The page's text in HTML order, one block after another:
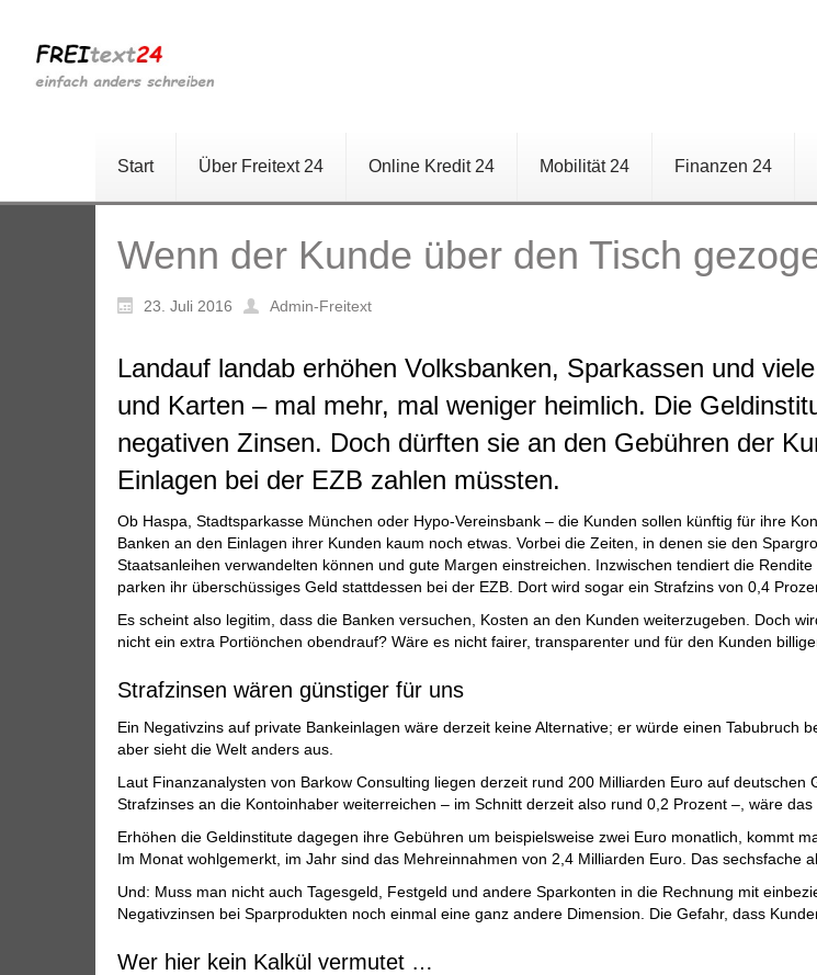
Start Über Freitext 24 Online Kredit 24 Mobilität 24 Finanzen 24
Wenn der Kunde über den Tisch
23. Juli 2016 Admin-Freitext
Landauf landab erhöhen Volksbanken, Sparkassen und
und Karten – mal mehr, mal weniger heimlich. Die
negativen Zinsen. Doch dürften sie an den Gebühren der
Einlagen bei der EZB zahlen müssten.
Ob Haspa, Stadtsparkasse München oder Hypo-Vereinsbank – die Kunden sollen künftig für ihre
Banken an den Einlagen ihrer Kunden kaum noch etwas. Vorbei die Zeiten, in denen sie den
Staatsanleihen verwandelten können und gute Margen einstreichen. Inzwischen tendiert die
parken ihr überschüssiges Geld stattdessen bei der EZB. Dort wird sogar ein Strafzins von 0,4
Es scheint also legitim, dass die Banken versuchen, Kosten an den Kunden weiterzugeben. Doch
nicht ein extra Portiönchen obendrauf? Wäre es nicht fairer, transparenter und für den Kunden
Strafzinsen wären günstiger für uns
Ein Negativzins auf private Bankeinlagen wäre derzeit keine Alternative; er würde einen Tabubruch
aber sieht die Welt anders aus.
Laut Finanzanalysten von Barkow Consulting liegen derzeit rund 200 Milliarden Euro auf
Strafzinses an die Kontoinhaber weiterreichen – im Schnitt derzeit also rund 0,2 Prozent –, wäre
Erhöhen die Geldinstitute dagegen ihre Gebühren um beispielsweise zwei Euro monatlich, kommt
Im Monat wohlgemerkt, im Jahr sind das Mehreinnahmen von 2,4 Milliarden Euro. Das sechsfache
Und: Muss man nicht auch Tagesgeld, Festgeld und andere Sparkonten in die Rechnung mit
Negativzinsen bei Sparprodukten noch einmal eine ganz andere Dimension. Die Gefahr, dass
Wer hier kein Kalkül vermutet …